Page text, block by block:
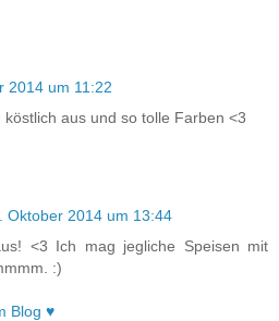
2014 um 11:22
aus und so tolle Farben <3
Oktober 2014 um 13:44
<3 Ich mag jegliche Speisen mit
:)
Blog ♥